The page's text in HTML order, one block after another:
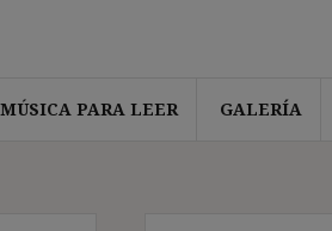
MÚSICA PARA LEER GALERÍA